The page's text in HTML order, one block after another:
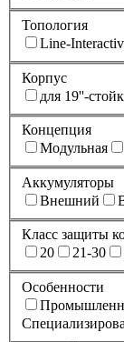
Топология
Line-
Корпус
для 19''-
Концепция
Модульная
Аккумуляторы
Внешний
Класс защиты
20
21-30
Особенности